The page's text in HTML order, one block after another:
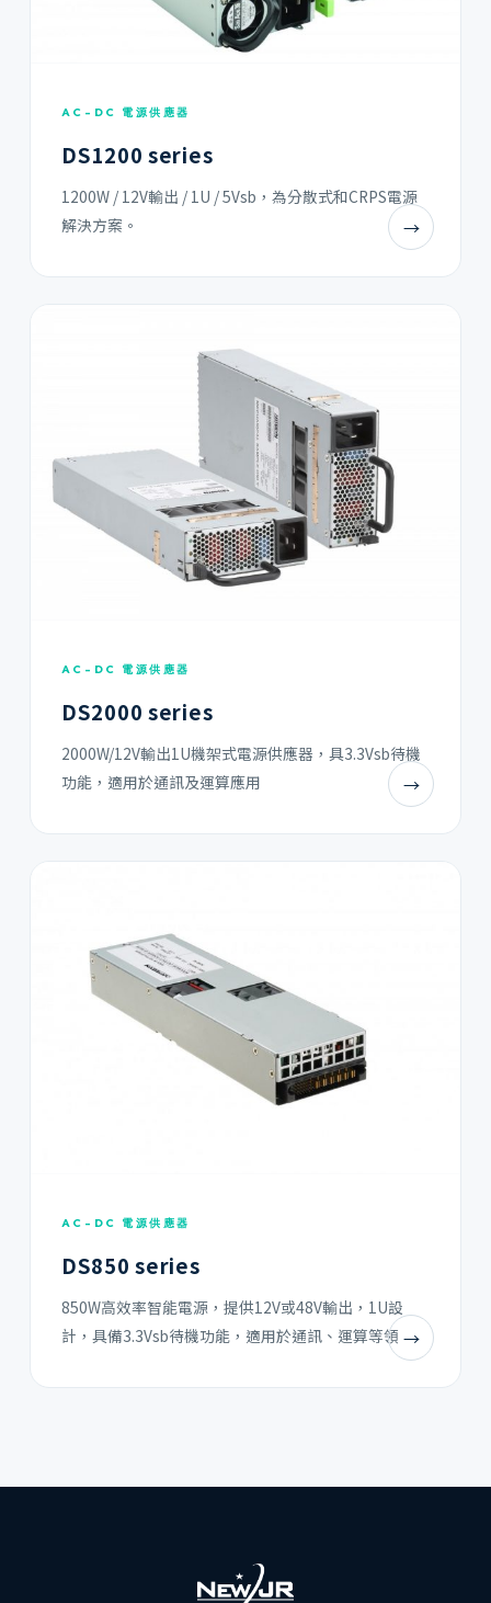
AC-DC 電源供應器
DS1200 series
1200W / 12V輸出 / 1U / 5Vsb，為分散式和CRPS電源
解決方案。
→
AC-DC 電源供應器
DS2000 series
2000W/12V輸出1U機架式電源供應器，具3.3Vsb待機
功能，適用於通訊及運算應用
→
AC-DC 電源供應器
DS850 series
850W高效率智能電源，提供12V或48V輸出，1U設
計，具備3.3Vsb待機功能，適用於通訊、運算等領 →